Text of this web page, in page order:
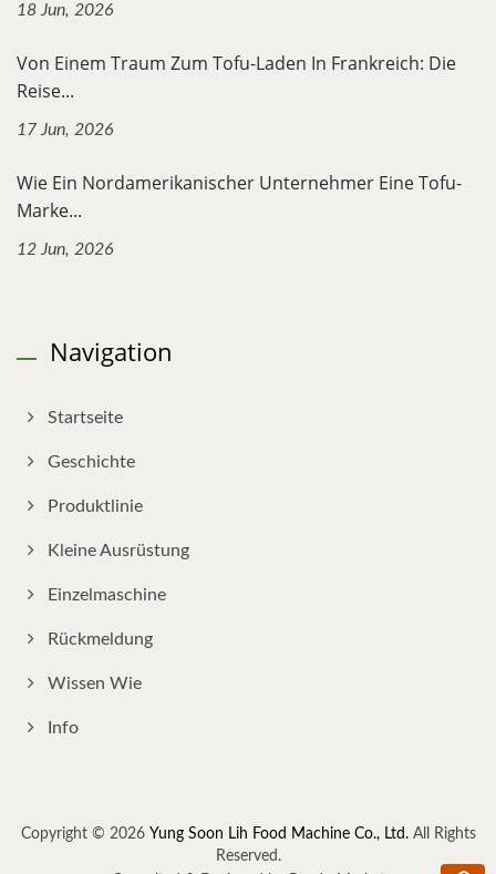
18 Jun, 2026
Von Einem Traum Zum Tofu-Laden In Frankreich: Die
Reise...
17 Jun, 2026
Wie Ein Nordamerikanischer Unternehmer Eine Tofu-
Marke...
12 Jun, 2026
Navigation
Startseite
Geschichte
Produktlinie
Kleine Ausrüstung
Einzelmaschine
Rückmeldung
Wissen Wie
Info
Copyright © 2026 Yung Soon Lih Food Machine Co., Ltd.All Rights
Reserved.